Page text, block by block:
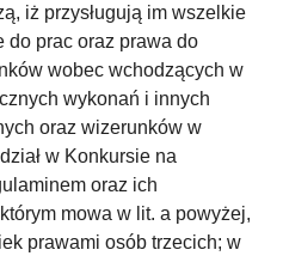
iż przysługują im wszelkie
do prac oraz prawa do
wobec wchodzących w
wykonań i innych
oraz wizerunków w
w Konkursie na
oraz ich
mowa w lit. a powyżej,
prawami osób trzecich; w